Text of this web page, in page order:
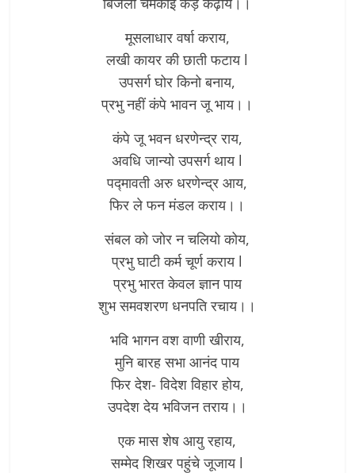
मूसलाधार वर्षा कराय,
लखी कायर की छाती फटाय l
उपसर्ग घोर किनो बनाय,
प्रभु नहीं कंपे भावन जू भाय।।
कंपे जू भवन धरणेन्द्र राय,
अवधि जान्यो उपसर्ग थाय l
पद्मावती अरु धरणेन्द्र आय,
फिर ले फन मंडल कराय।।
संबल को जोर न चलियो कोय,
प्रभु घाटी कर्म चूर्ण कराय l
प्रभु भारत केवल ज्ञान पाय
शुभ समवशरण धनपति रचाय।।
भवि भागन वश वाणी खीराय,
मुनि बारह सभा आनंद पाय
फिर देश- विदेश विहार होय,
उपदेश देय भविजन तराय।।
एक मास शेष आयु रहाय,
सम्मेद शिखर पहुंचे जूजाय l